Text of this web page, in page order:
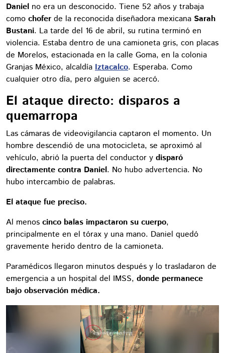
Daniel no era un desconocido. Tiene 52 años y trabaja
como chofer de la reconocida diseñadora mexicana Sarah
Bustani. La tarde del 16 de abril, su rutina terminó en
violencia. Estaba dentro de una camioneta gris, con placas
de Morelos, estacionada en la calle Goma, en la colonia
Granjas México, alcaldía Iztacalco. Esperaba. Como
cualquier otro día, pero alguien se acercó.
El ataque directo: disparos a
quemarropa
Las cámaras de videovigilancia captaron el momento. Un
hombre descendió de una motocicleta, se aproximó al
vehículo, abrió la puerta del conductor y disparó
directamente contra Daniel. No hubo advertencia. No
hubo intercambio de palabras.
El ataque fue preciso.
Al menos cinco balas impactaron su cuerpo,
principalmente en el tórax y una mano. Daniel quedó
gravemente herido dentro de la camioneta.
Paramédicos llegaron minutos después y lo trasladaron de
emergencia a un hospital del IMSS, donde permanece
bajo observación médica.